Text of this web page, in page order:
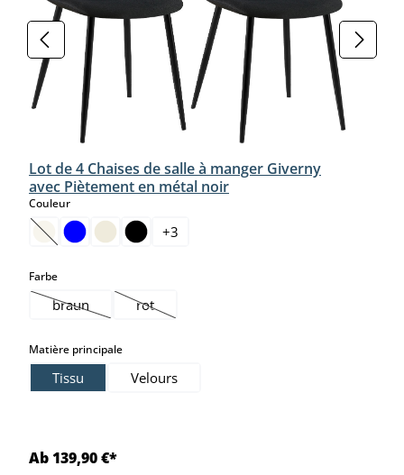
Lot de 4 Chaises de salle à manger Giverny
avec Piètement en métal noir
Couleurselect
(Cette option n'est pas disponible pour le moment.)
+3
Farbeselect
braun
(Cette option n'est pas disponible pour le moment.)
rot
(Cette option n'est pas disponible pour le
Matière principaleselect
Tissu Velours
Ab 139,90 €*